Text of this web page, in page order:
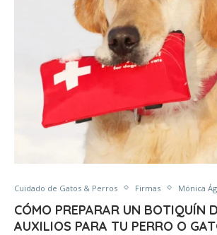
Cuidado de Gatos & Perros Firmas Mónica
CÓMO PREPARAR UN BOTIQUÍN
AUXILIOS PARA TU PERRO O